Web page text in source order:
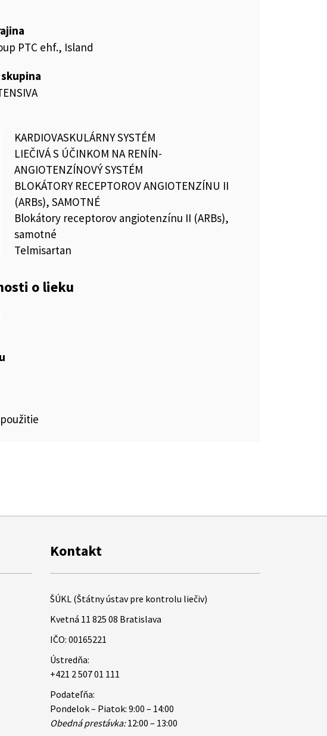
PTC ehf., Island
KARDIOVASKULÁRNY SYSTÉM
LIEČIVÁ S ÚČINKOM NA RENÍN-
ANGIOTENZÍNOVÝ SYSTÉM
BLOKÁTORY RECEPTOROV ANGIOTENZÍNU II
(ARBs), SAMOTNÉ
Blokátory receptorov angiotenzínu II (ARBs),
samotné
Telmisartan
o lieku
Kontakt
ŠÚKL (Štátny ústav pre kontrolu liečiv)
Kvetná 11 825 08 Bratislava
IČO: 00165221
Ústredňa:
+421 2 507 01 111
Podateľňa:
Pondelok – Piatok: 9:00 – 14:00
Obedná prestávka:12:00 – 13:00